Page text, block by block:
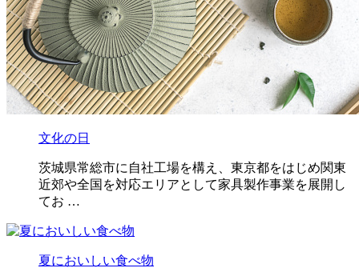
文化の日
茨城県常総市に自社工場を構え、東京都をはじめ関東
近郊や全国を対応エリアとして家具製作事業を展開し
てお …
夏においしい食べ物